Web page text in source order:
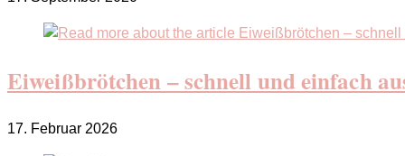
Eiweißbrötchen – schnell und einfach
17. Februar 2026